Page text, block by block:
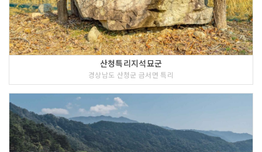
산청특리지석묘군
경상남도 산청군 금서면 특리